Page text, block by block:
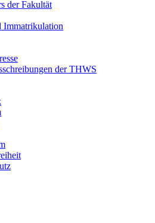
der Fakultät
Immatrikulation
der THWS